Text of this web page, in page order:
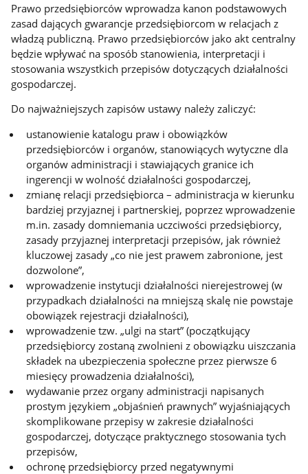
Prawo przedsiębiorców wprowadza kanon podstawowych
zasad dających gwarancje przedsiębiorcom w relacjach z
władzą publiczną. Prawo przedsiębiorców jako akt centralny
będzie wpływać na sposób stanowienia, interpretacji i
stosowania wszystkich przepisów dotyczących działalności
gospodarczej.
Do najważniejszych zapisów ustawy należy zaliczyć:
ustanowienie katalogu praw i obowiązków
przedsiębiorców i organów, stanowiących wytyczne dla
organów administracji i stawiających granice ich
ingerencji w wolność działalności gospodarczej,
zmianę relacji przedsiębiorca – administracja w kierunku
bardziej przyjaznej i partnerskiej, poprzez wprowadzenie
m.in. zasady domniemania uczciwości przedsiębiorcy,
zasady przyjaznej interpretacji przepisów, jak również
kluczowej zasady „co nie jest prawem zabronione, jest
dozwolone”,
wprowadzenie instytucji działalności nierejestrowej (w
przypadkach działalności na mniejszą skalę nie powstaje
obowiązek rejestracji działalności),
wprowadzenie tzw. „ulgi na start” (początkujący
przedsiębiorcy zostaną zwolnieni z obowiązku uiszczania
składek na ubezpieczenia społeczne przez pierwsze 6
miesięcy prowadzenia działalności),
wydawanie przez organy administracji napisanych
prostym językiem „objaśnień prawnych” wyjaśniających
skomplikowane przepisy w zakresie działalności
gospodarczej, dotyczące praktycznego stosowania tych
przepisów,
ochronę przedsiębiorcy przed negatywnymi